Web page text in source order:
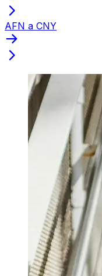
AFN a CNY